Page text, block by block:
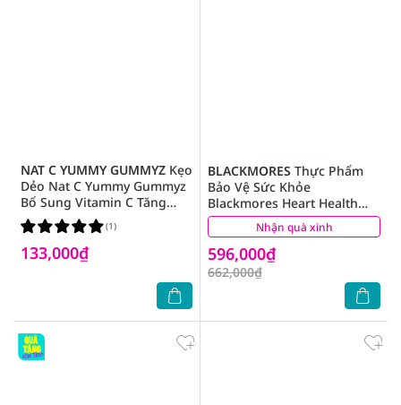
NAT C YUMMY GUMMYZ Kẹo
Dẻo Nat C Yummy Gummyz
Bổ Sung Vitamin C Tăng
Cường Sức Đề Kháng
133,000₫
(1) Nhận quà xinh
BLACKMORES Thực Phẩm
Bảo Vệ Sức Khỏe
Blackmores Heart Health
CoQ10 150mg Hỗ Trợ Tim
Mạch 30 Viên
596,000₫
662,000₫
(4)